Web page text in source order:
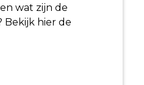
wat zijn de
Bekijk hier de